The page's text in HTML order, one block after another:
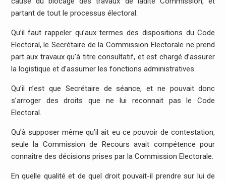
partant de tout le processus électoral.
Qu’il faut rappeler qu’aux termes des dispositions du Code
Electoral, le Secrétaire de la Commission Electorale ne prend
part aux travaux qu’à titre consultatif, et est chargé d’assurer
la logistique et d’assumer les fonctions administratives.
Qu’il n’est que Secrétaire de séance, et ne pouvait donc
s’arroger des droits que ne lui reconnait pas le Code
Electoral.
Qu’à supposer même qu’il ait eu ce pouvoir de contestation,
seule la Commission de Recours avait compétence pour
connaître des décisions prises par la Commission Electorale.
En quelle qualité et de quel droit pouvait-il prendre sur lui de